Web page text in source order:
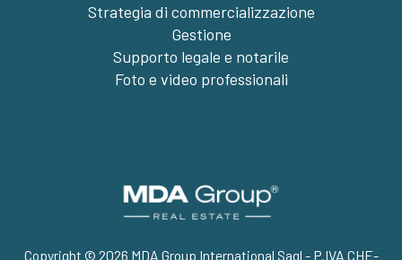
Strategia di commercializzazione
Gestione
Supporto legale e notarile
Foto e video professionali
Copyright © 2026 MDA Group International Sagl - P.IVA CHE-